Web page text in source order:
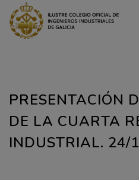
PRESENTACIÓN
DE LA CUARTA
INDUSTRIAL. 24/